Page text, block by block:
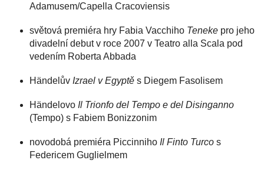
Adamusem/Capella Cracoviensis
světová premiéra hry Fabia Vacchiho Teneke pro jeho
divadelní debut v roce 2007 v Teatro alla Scala pod
vedením Roberta Abbada
Händelův Izrael v Egyptě s Diegem Fasolisem
Händelovo Il Trionfo del Tempo e del Disinganno
(Tempo) s Fabiem Bonizzonim
novodobá premiéra Piccinniho Il Finto Turco s
Federicem Guglielmem